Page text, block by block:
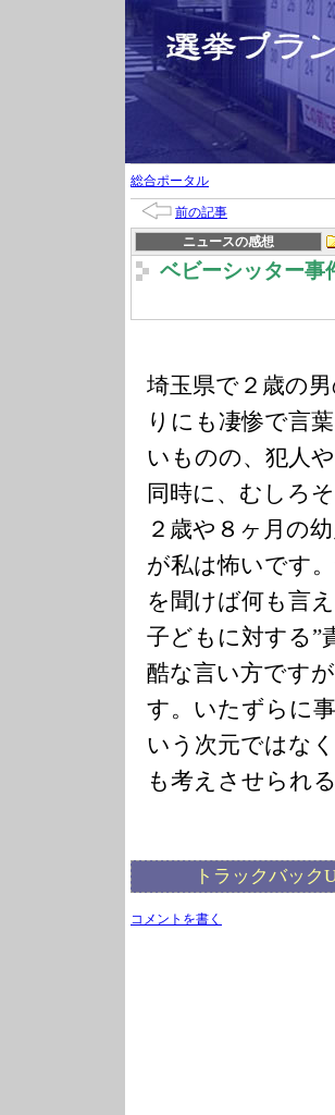
総合ポータル
前の記事
ニュースの感想
ベビーシッター事
埼玉県で２歳の
りにも凄惨で言
いものの、犯人
同時に、むしろ
２歳や８ヶ月の
が私は怖いです
を聞けば何も言
子どもに対する”
酷な言い方です
す。いたずらに
いう次元ではな
も考えさせられ
トラックバック
コメントを書く